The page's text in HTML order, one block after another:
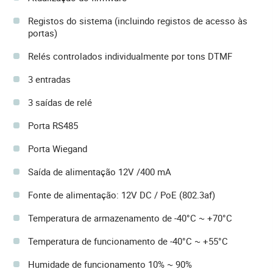
Registos do sistema (incluindo registos de acesso às
portas)
Relés controlados individualmente por tons DTMF
3 entradas
3 saídas de relé
Porta RS485
Porta Wiegand
Saída de alimentação 12V /400 mA
Fonte de alimentação: 12V DC / PoE (802.3af)
Temperatura de armazenamento de -40°C ~ +70°C
Temperatura de funcionamento de -40°C ~ +55°C
Humidade de funcionamento 10% ~ 90%